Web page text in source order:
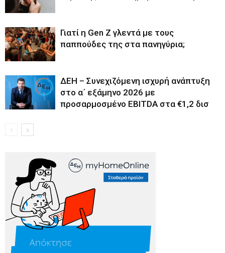
Γιατί η Gen Z γλεντά με τους
παππούδες της στα πανηγύρια;
ΔΕΗ – Συνεχιζόμενη ισχυρή ανάπτυξη
στο α΄ εξάμηνο 2026 με
προσαρμοσμένο EBITDA στα €1,2 δισ